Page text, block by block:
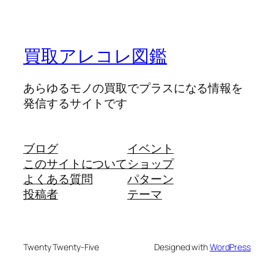
買取アレコレ図鑑
あらゆるモノの買取でプラスになる情報を
発信するサイトです
ブログ
このサイトについて
よくある質問
投稿者
イベント
ショップ
パターン
テーマ
Twenty Twenty-Five Designed withWordPress